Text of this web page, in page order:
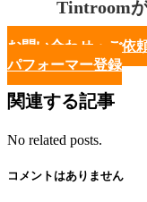
Tintroom
お問い合わせ・ご依
パフォーマー登録
関連する記事
No related posts.
コメントはありません